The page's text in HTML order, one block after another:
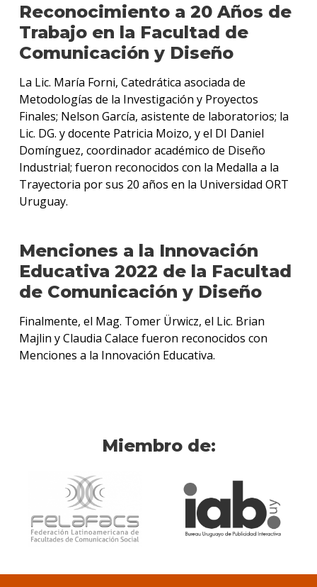
Reconocimiento a 20 Años de
Trabajo en la Facultad de
Comunicación y Diseño
La Lic. María Forni, Catedrática asociada de
Metodologías de la Investigación y Proyectos
Finales; Nelson García, asistente de laboratorios; la
Lic. DG. y docente Patricia Moizo, y el DI Daniel
Domínguez, coordinador académico de Diseño
Industrial; fueron reconocidos con la Medalla a la
Trayectoria por sus 20 años en la Universidad ORT
Uruguay.
Menciones a la Innovación
Educativa 2022 de la Facultad
de Comunicación y Diseño
Finalmente, el Mag. Tomer Ürwicz, el Lic. Brian
Majlin y Claudia Calace fueron reconocidos con
Menciones a la Innovación Educativa.
Miembro de: